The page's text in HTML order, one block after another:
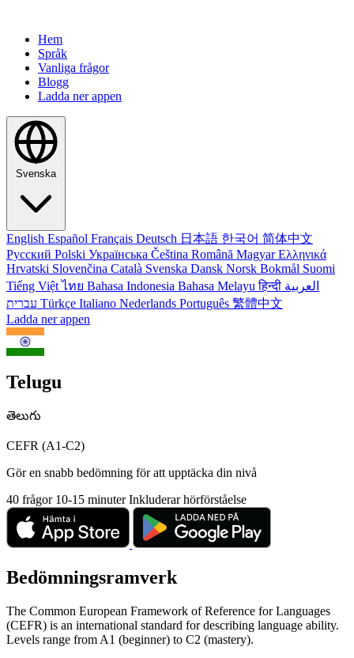
Hem
Språk
Vanliga frågor
Blogg
Ladda ner appen
Svenska
English Español Français Deutsch 日本語 한국어 简体中文
Русский Polski Українська Čeština Română MagyarΕλληνικά
Hrvatski Slovenčina Català Svenska Dansk Norsk Bokmål Suomi
Tiếng Việtไทย Bahasa Indonesia Bahasa Melayuहिन्दी العربية
Türkçe Italiano Nederlands Português 繁體中文
Ladda ner appen
Telugu
తెలుగు
CEFR (A1-C2)
Gör en snabb bedömning för att upptäcka din nivå
40 frågor 10-15 minuterInkluderar hörförståelse
Bedömningsramverk
The Common European Framework of Reference for Languages
(CEFR) is an international standard for describing language ability.
Levels range from A1 (beginner) to C2 (mastery).